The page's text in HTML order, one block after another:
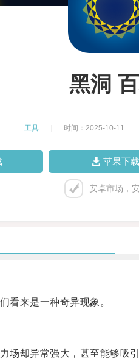
黑洞
工具 时间：2025-10-11
苹果下载
安卓市场，
来是一种奇异现象。
却异常强大，甚至能够吸引